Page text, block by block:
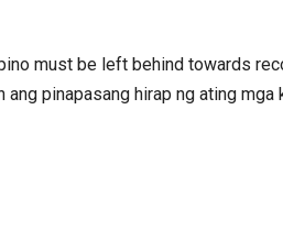
must be left behind towards
pinapasang hirap ng ating mga